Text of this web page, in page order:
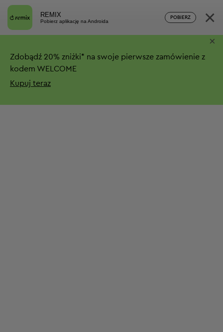
REMIX
Pobierz aplikację na Androida
POBIERZ ×
Zdobądź 20% zniżki* na swoje pierwsze zamówienie z
kodem WELCOME
Kupuj teraz
×